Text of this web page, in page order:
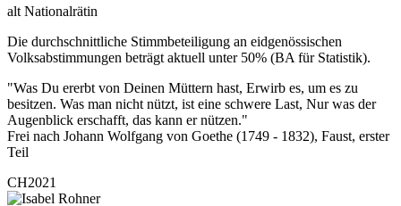
alt Nationalrätin
Die durchschnittliche Stimmbeteiligung an eidgenössischen
Volksabstimmungen beträgt aktuell unter 50% (BA für Statistik).
"Was Du ererbt von Deinen Müttern hast, Erwirb es, um es zu
besitzen. Was man nicht nützt, ist eine schwere Last, Nur was der
Augenblick erschafft, das kann er nützen."
Frei nach Johann Wolfgang von Goethe (1749 - 1832), Faust, erster
Teil
CH2021